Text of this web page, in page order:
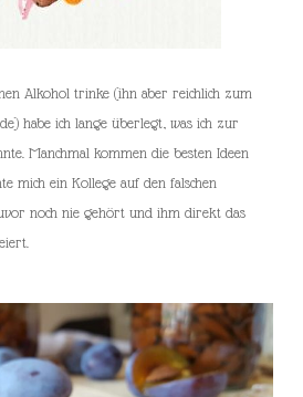
Alkohol trinke (ihn aber reichlich zum
habe ich lange überlegt, was ich zur
Manchmal kommen die besten Ideen
mich ein Kollege auf den falschen
noch nie gehört und ihm direkt das